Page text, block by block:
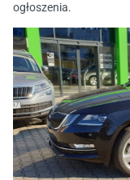
ogłoszenia.